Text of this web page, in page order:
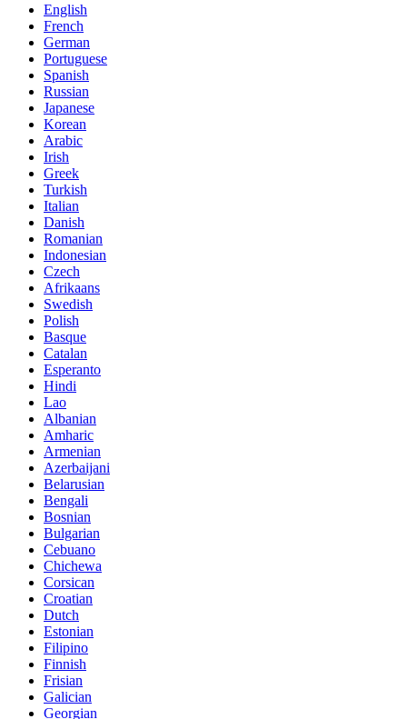
English
French
German
Portuguese
Spanish
Russian
Japanese
Korean
Arabic
Irish
Greek
Turkish
Italian
Danish
Romanian
Indonesian
Czech
Afrikaans
Swedish
Polish
Basque
Catalan
Esperanto
Hindi
Lao
Albanian
Amharic
Armenian
Azerbaijani
Belarusian
Bengali
Bosnian
Bulgarian
Cebuano
Chichewa
Corsican
Croatian
Dutch
Estonian
Filipino
Finnish
Frisian
Galician
Georgian